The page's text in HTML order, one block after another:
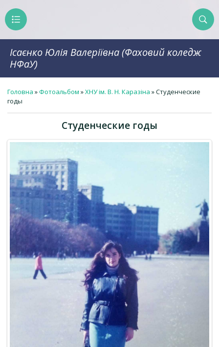
Ісаєнко Юлія Валеріївна (Фаховий коледж
НФаУ)
Головна »Фотоальбом »ХНУ ім. В. Н. Каразіна » Студенческие
годы
Студенческие годы